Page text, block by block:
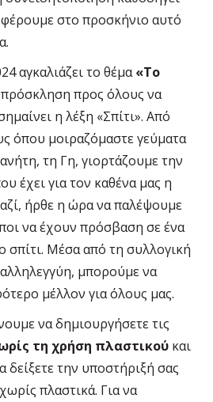
στο προσκήνιο αυτό
αγκαλιάζει το θέμα«Το
πρόσκληση προς όλους να
η λέξη «Σπίτι». Από
όπου μοιραζόμαστε γεύματα
τη Γη, γιορτάζουμε την
έχει για τον καθένα μας η
ήρθε η ώρα να παλέψουμε
να έχουν πρόσβαση σε ένα
σπίτι. Μέσα από τη συλλογική
μπορούμε να
μέλλον για όλους μας.
να δημιουργήσετε τις
τη χρήση πλαστικού και
την υποστήριξή σας
πλαστικά. Για να